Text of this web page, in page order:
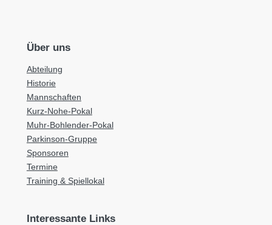
Über uns
Abteilung
Historie
Mannschaften
Kurz-Nohe-Pokal
Muhr-Bohlender-Pokal
Parkinson-Gruppe
Sponsoren
Termine
Training & Spiellokal
Interessante Links